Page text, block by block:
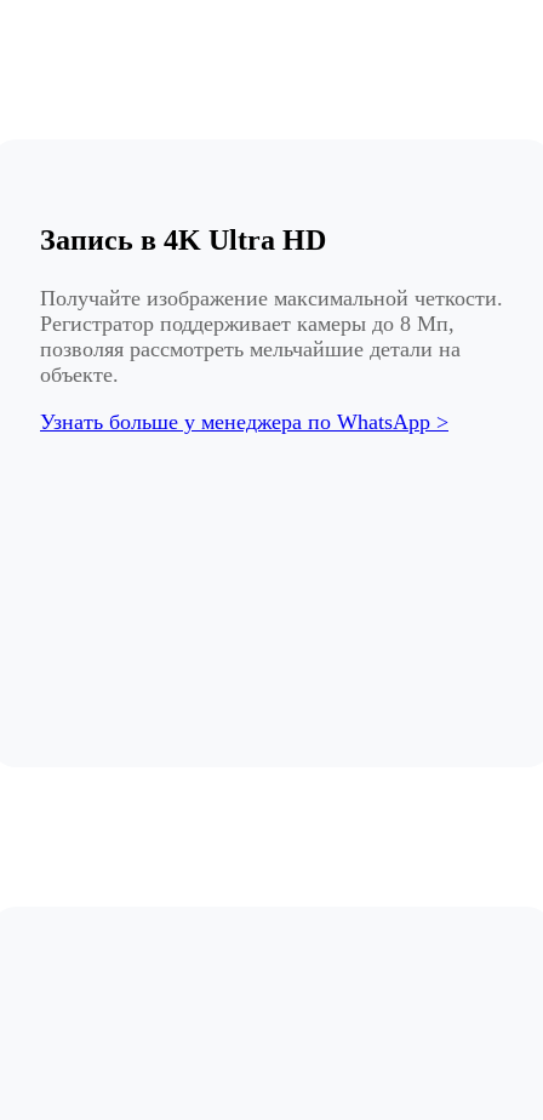
Запись в 4K Ultra HD
Получайте изображение максимальной четкости.
Регистратор поддерживает камеры до 8 Мп,
позволяя рассмотреть мельчайшие детали на
объекте.
Узнать больше у менеджера по WhatsApp >